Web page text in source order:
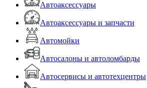
Автоаксессуары
Автоаксессуары и запчасти
Автомойки
Автосалоны и автоломбарды
Автосервисы и автотехцентры